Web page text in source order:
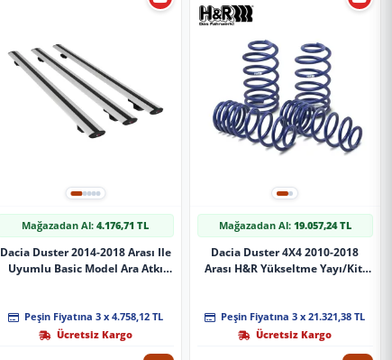
Mağazadan Al:4.176,71 TL
Dacia Duster 2014-2018 Arası Ile
Uyumlu Basic Model Ara Atkı
Peşin Fiyatına 3 x 4.758,12 TL
Ücretsiz Kargo
Mağazadan Al: 19.057,24 TL
Dacia Duster 4X4 2010-2018
Arası H&R Yükseltme Yayı/Kiti
Peşin Fiyatına 3 x 21.321,38 TL
Ücretsiz Kargo